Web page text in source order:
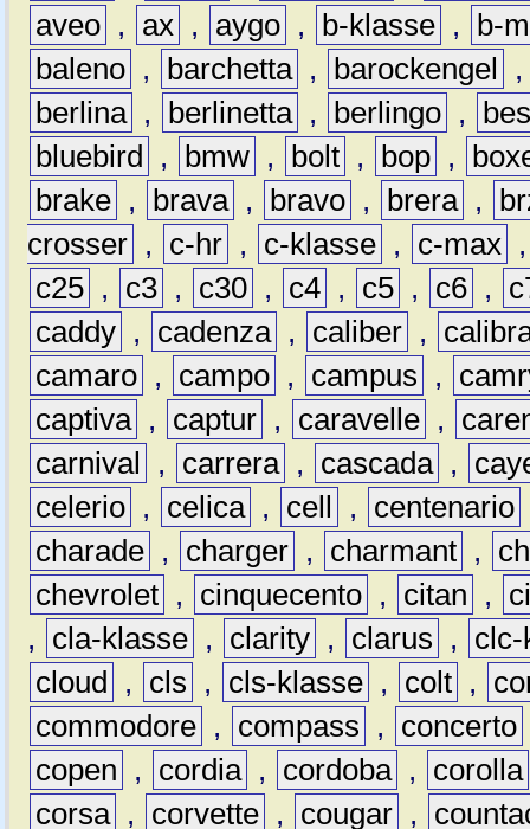
aveo , ax , aygo , b-klasse ,
b-
baleno , barchetta , barockengel
berlina , berlinetta , berlingo ,
bluebird
, bmw , bolt , bop ,
brake , brava , bravo , brera ,
crosser , c-hr , c-klasse , c-max
c25 , c3 , c30 , c4 , c5 , c6 ,
caddy , cadenza , caliber ,
camaro , campo , campus ,
captiva , captur , caravelle ,
carnival
, carrera , cascada ,
celerio , celica , cell , centenario
charade , charger , charmant ,
chevrolet , cinquecento , citan ,
,
cla-klasse , clarity , clarus ,
clc-
cloud
, cls , cls-klasse , colt ,
commodore , compass , concerto
copen
, cordia , cordoba ,
corolla
corsa , corvette , cougar ,